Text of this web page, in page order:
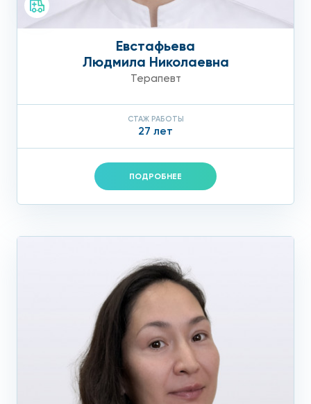
Евстафьева
Людмила Николаевна
Терапевт
СТАЖ РАБОТЫ
27 лет
ПОДРОБНЕЕ